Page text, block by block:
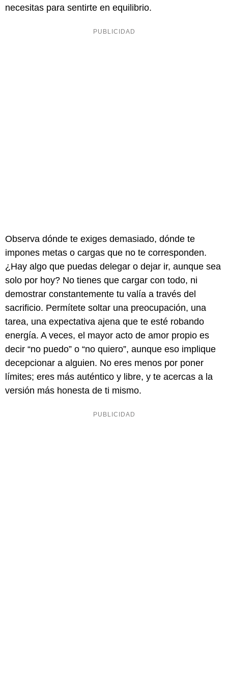
necesitas para sentirte en equilibrio.
Observa dónde te exiges demasiado, dónde te
impones metas o cargas que no te corresponden.
¿Hay algo que puedas delegar o dejar ir, aunque sea
solo por hoy? No tienes que cargar con todo, ni
demostrar constantemente tu valía a través del
sacrificio. Permítete soltar una preocupación, una
tarea, una expectativa ajena que te esté robando
energía. A veces, el mayor acto de amor propio es
decir “no puedo” o “no quiero”, aunque eso implique
decepcionar a alguien. No eres menos por poner
límites; eres más auténtico y libre, y te acercas a la
versión más honesta de ti mismo.